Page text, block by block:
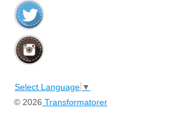
Select Language ▼
© 2026 Transformatorer